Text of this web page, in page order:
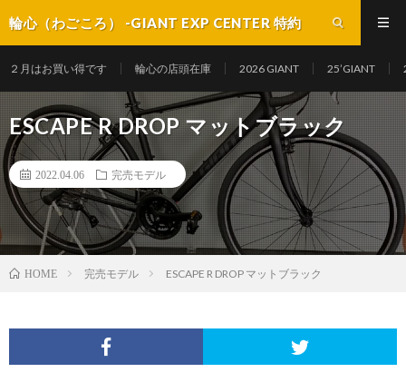
輪心（わごころ） -GIANT EXP CENTER 特約
２月はお買い得です 輪心の店頭在庫 2026 GIANT 25’GIANT
ESCAPE R DROP マットブラック
2022.04.06 完売モデル
HOME 完売モデル ESCAPE R DROP マットブラック